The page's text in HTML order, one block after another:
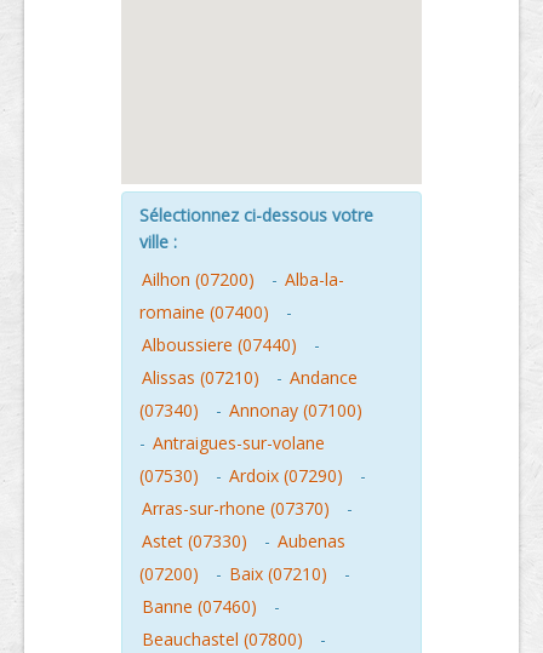
Sélectionnez ci-dessous votre
ville :
Ailhon (07200)
- Alba-la-
romaine (07400)
-
Alboussiere (07440)
-
Alissas (07210)
- Andance
(07340)
- Annonay (07100)
- Antraigues-sur-volane
(07530)
- Ardoix (07290)
-
Arras-sur-rhone (07370)
-
Astet (07330)
- Aubenas
(07200)
- Baix (07210)
-
Banne (07460)
-
Beauchastel (07800)
-